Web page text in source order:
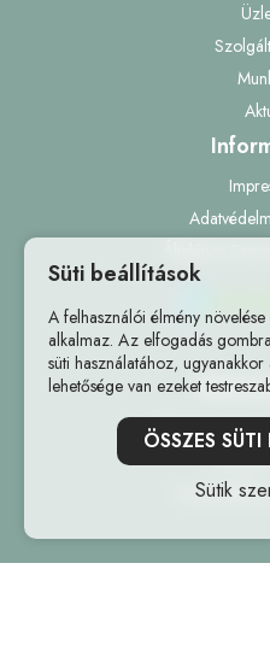
7081
Süti beállítások
A felhasználói élmény
alkalmaz. Az elfogadás
süti használatához,
lehetősége van ezeket
ÖSSZES
Sütik